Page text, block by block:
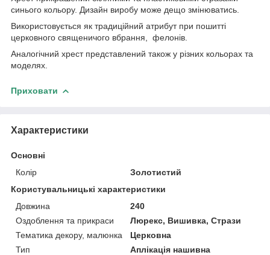
синього кольору. Дизайн виробу може дещо змінюватись.
Використовується як традиційний атрибут при пошитті
церковного священичого вбрання, фелонів.
Аналогічний хрест представлений також у різних кольорах та
моделях.
Приховати
Характеристики
Основні
Колір
Золотистий
Користувальницькі характеристики
Довжина
240
Оздоблення та прикраси
Люрекс, Вишивка, Стрази
Тематика декору, малюнка
Церковна
Тип
Аплікація нашивна